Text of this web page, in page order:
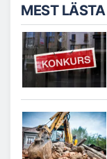
MEST LÄSTA